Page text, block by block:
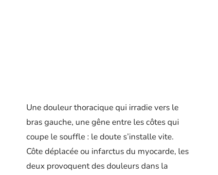
Une douleur thoracique qui irradie vers le
bras gauche, une gêne entre les côtes qui
coupe le souffle : le doute s’installe vite.
Côte déplacée ou infarctus du myocarde, les
deux provoquent des douleurs dans la